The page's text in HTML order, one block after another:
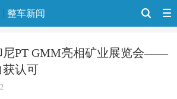
整车新闻
尼PT GMM亮相矿业展览会——
获认可